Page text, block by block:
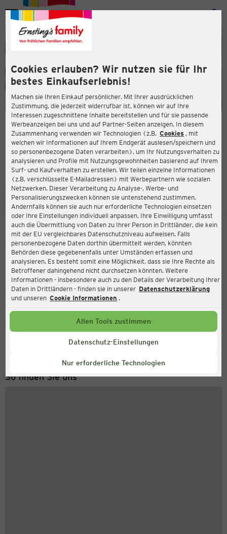
Cookies erlauben? Wir nutzen sie für Ihr
bestes Einkaufserlebnis!
Machen sie Ihren Einkauf persönlicher. Mit Ihrer ausdrücklichen
Zustimmung, die jederzeit widerrufbar ist, können wir auf Ihre
Interessen zugeschnittene Inhalte bereitstellen und für sie passende
Werbeanzeigen bei uns und auf Partner-Seiten anzeigen. In diesem
Zusammenhang verwenden wir Technologien (z.B. Cookies , mit
welchen wir Informationen auf Ihrem Endgerät auslesen/speichern und
so personenbezogene Daten verarbeiten), um Ihr Nutzungsverhalten zu
analysieren und Profile mit Nutzungsgewohnheiten basierend auf Ihrem
Surf- und Kaufverhalten zu erstellen. Wir teilen einzelne Informationen
(z.B. verschlüsselte E-Mailadressen) mit Werbepartnern wie sozialen
Netzwerken. Dieser Verarbeitung zu Analyse-, Werbe- und
Personalisierungszwecken können sie untenstehend zustimmen.
Andernfalls können sie auch nur erforderliche Technologien einsetzen
oder Ihre Einstellungen individuell anpassen. Ihre Einwilligung umfasst
auch die Übermittlung von Daten zu Ihrer Person in Drittländer, die kein
mit der EU vergleichbares Datenschutzniveau aufweisen. Falls
personenbezogene Daten dorthin übermittelt werden, könnten
Behörden diese gegebenenfalls unter Umständen erfassen und
analysieren. Es besteht somit eine Möglichkeit, dass sie Ihre Rechte als
Betroffener dahingehend nicht durchsetzen könnten. Weitere
Informationen - insbesondere auch zu den Details der Verarbeitung Ihrer
Daten in Drittländern - finden sie in unserer Datenschutzerklärung
und unseren Cookie Informationen .
Allen Tools zustimmen
Datenschutz-Einstellungen
Nur erforderliche Technologien
Menü
ERNSTING'S FAMILY FILIALE
Königstraße 6
16259 Bad Freienwalde (Oder)
4,2
Bewertung:
STANDORT SERVICES SORTIMENT AKTIONEN
Ernsting's family
Königstraße 6, 16259 Bad Freienwalde (Oder)
Aktuell:
Geschlossen
Service Hotline
+43 (0) 1 2675 502
So finden Sie uns